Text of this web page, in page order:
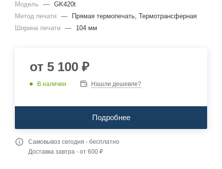
Модель — GK420t
Метод печати —
Прямая термопечать, Термотрансферная
Ширина печати — 104 мм
от 5 100 ₽
В наличии Нашли дешевле?
Подробнее
Самовывоз сегодня - бесплатно
Доставка завтра - от 600 ₽